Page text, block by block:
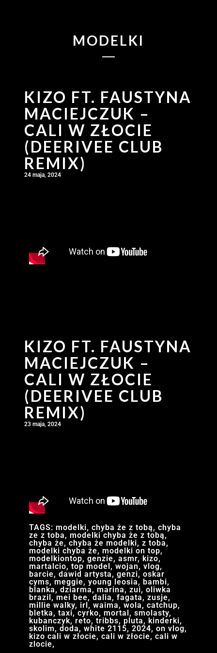
MODELKI
KIZO FT. FAUSTYNA
MACIEJCZUK –
CALI W ZŁOCIE
(DEERIVEE CLUB
REMIX)
24 maja, 2024
KIZO FT. FAUSTYNA
MACIEJCZUK –
CALI W ZŁOCIE
(DEERIVEE CLUB
REMIX)
23 maja, 2024
TAGS: modelki, chyba że z tobą, chyba
ze z toba, modelki chyba że z tobą,
chyba że, chyba że modelki, z toba,
modelki chyba że, modelki on top,
modelkiontop, genzie, asmr, kizo,
martalcio, top model, wojan, vlog,
barcie, dawid artysta, genzi, oskar
cyms, meggie, young leosia, bambi,
blanka, dziarma, marina, zui, oliwka
brazil, mei bee, dalia, fagata, zusje,
millie walky, irl, waima, wola, catchup,
bletka, taxi, cyrko, mortal, smolasty,
kubanczyk, reto, tribbs, pluta, kinderki,
skolim, doda, white 2115, 2024, on vlog,
kizo cali w złocie, cali w złocie, cali w
zlocie,